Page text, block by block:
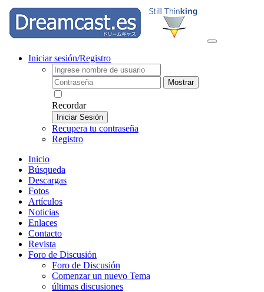
Iniciar sesión/Registro
Mostrar
Recordar
Iniciar Sesión
Recupera tu contraseña
Registro
Inicio
Búsqueda
Descargas
Fotos
Artículos
Noticias
Enlaces
Contacto
Revista
Foro de Discusión
Foro de Discusión
Comenzar un nuevo Tema
últimas discusiones